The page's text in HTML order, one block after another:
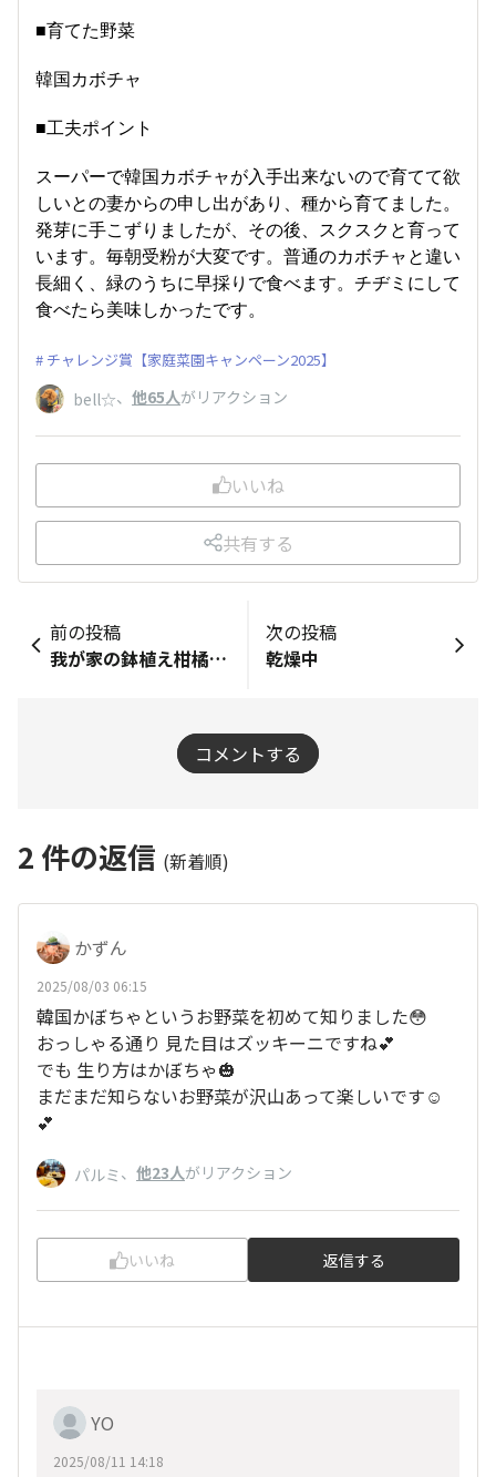
■育てた野菜
韓国カボチャ
■工夫ポイント
スーパーで韓国カボチャが入手出来ないので育てて欲
しいとの妻からの申し出があり、種から育てました。
発芽に手こずりましたが、その後、スクスクと育って
います。毎朝受粉が大変です。普通のカボチャと違い
長細く、緑のうちに早採りで食べます。チヂミにして
食べたら美味しかったです。
チャレンジ賞【家庭菜園キャンペーン2025】
bell☆、 他65人がリアクション
いいね
共有する
前の投稿
我が家の鉢植え柑橘たち
次の投稿
乾燥中
コメントする
2 件の返信 (新着順)
かずん
2025/08/03 06:15
韓国かぼちゃというお野菜を初めて知りました😳
おっしゃる通り 見た目はズッキーニですね💕︎
でも 生り方はかぼちゃ🎃
まだまだ知らないお野菜が沢山あって楽しいです☺️
💕
パルミ 、 他23人がリアクション
いいね 返信する
YO
2025/08/11 14:18